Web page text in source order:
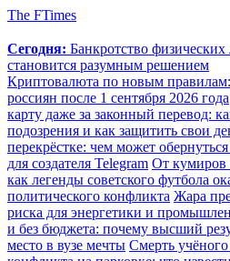
The FTimes
Сегодня: Банкротство
становится разумным решением
Криптовалюта по новым правилам:
россиян после 1 сентября 2026 года
карту даже за законный перевод:
подозрения и как защитить свои
перекрёстке: чем может
для создателя Telegram От кумиров
как легенды советского футбола
политического конфликта Жара
риска для энергетики и
и без бюджета: почему высший
место в вузе мечты Смерть